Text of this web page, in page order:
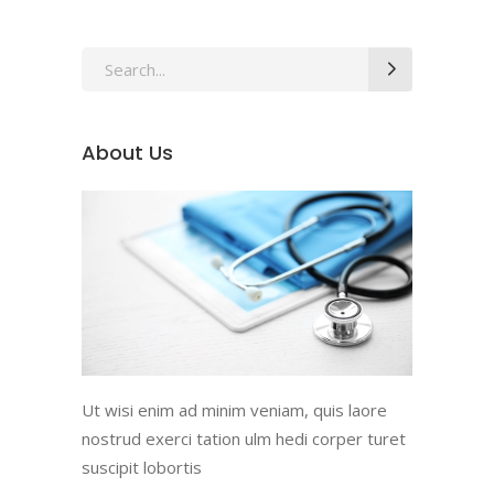
Search
About Us
Ut wisi enim ad minim veniam, quis laore
nostrud exerci tation ulm hedi corper turet
suscipit lobortis